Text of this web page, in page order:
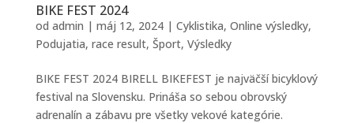
BIKE FEST 2024
od admin | máj 12, 2024| Cyklistika, Online výsledky,
Podujatia, race result, Šport, Výsledky
BIKE FEST 2024 BIRELL BIKEFEST je najväčší bicyklový
festival na Slovensku. Prináša so sebou obrovský
adrenalín a zábavu pre všetky vekové kategórie.